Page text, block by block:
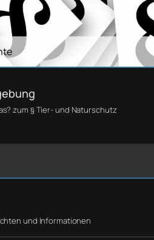
zum § Tier- und Naturschutz
und Informationen